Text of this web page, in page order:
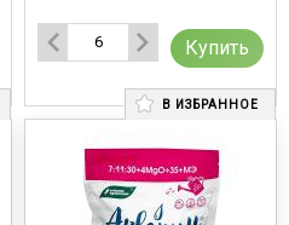
Купить
В ИЗБРАННОЕ